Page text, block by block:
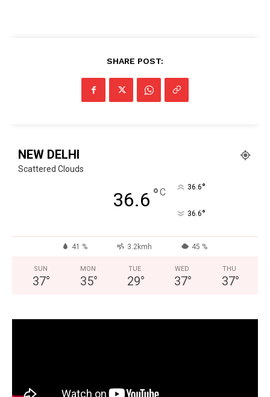
SHARE POST:
NEW DELHI
Scattered Clouds
36.6 °C 36.6°
36.6°
41 % 3.2kmh 45 %
SUN
37°
MON
35°
TUE
29°
WED
37°
THU
37°